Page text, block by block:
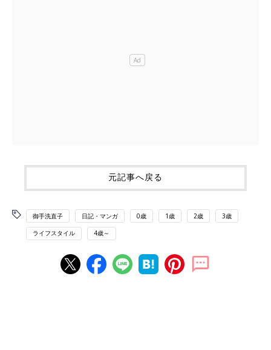
元記事へ戻る
御手洗直子 日記・マンガ 0歳 1歳 2歳 3歳
ライフスタイル 4歳～